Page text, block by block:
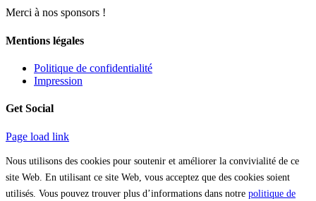
Merci à nos sponsors !
Mentions légales
Politique de confidentialité
Impression
Get Social
Page load link
Nous utilisons des cookies pour soutenir et améliorer la convivialité de ce
site Web. En utilisant ce site Web, vous acceptez que des cookies soient
utilisés. Vous pouvez trouver plus d’informations dans notre politique de